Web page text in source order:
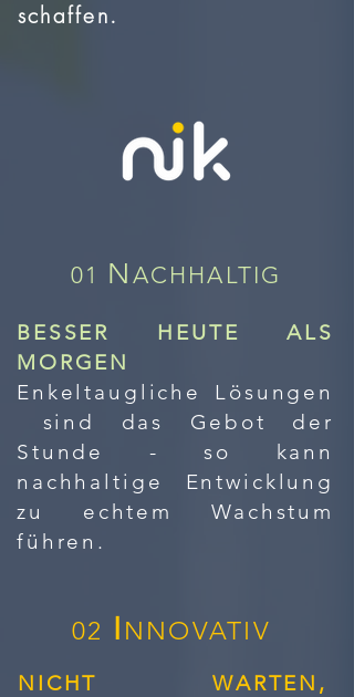
schaffen.
BESSER HEUTE ALS
MORGEN
Enkeltaugliche Lösungen
sind das Gebot der
Stunde - so kann
nachhaltige Entwicklung
zu echtem Wachstum
führen.
01 N ACHHALTIG
02 I NNOVATIV
NICHT WARTEN,